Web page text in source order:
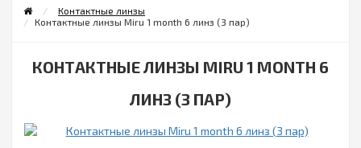
Контактные линзы
Контактные линзы Miru 1 month 6 линз (3 пар)
КОНТАКТНЫЕ ЛИНЗЫ MIRU 1 MONTH 6
ЛИНЗ (3 ПАР)